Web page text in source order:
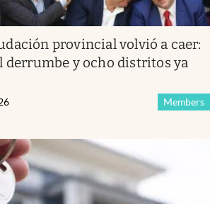
provincial volvió a caer:
derrumbe y ocho distritos ya
Members